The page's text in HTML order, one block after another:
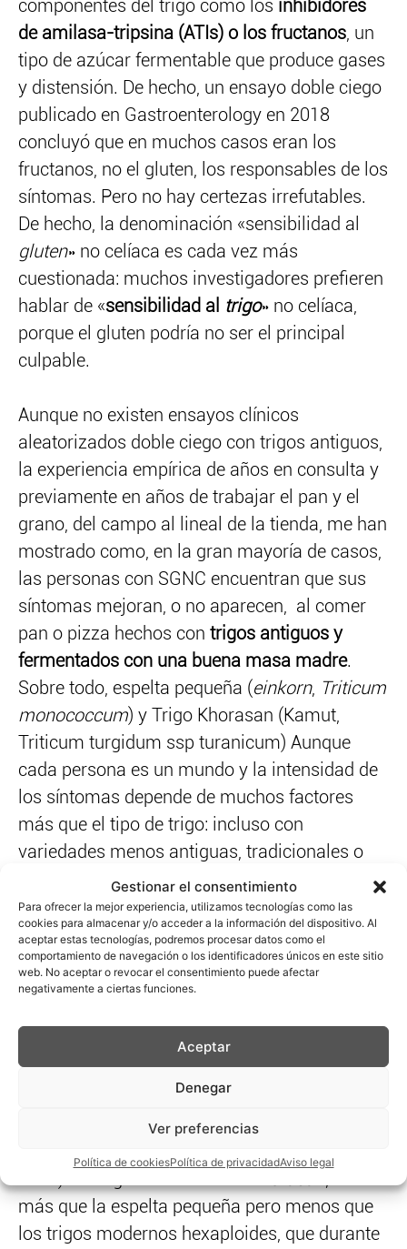
Gestionar el consentimiento
Para ofrecer la mejor experiencia, utilizamos tecnologías como las
cookies para almacenar y/o acceder a la información del dispositivo. Al
aceptar estas tecnologías, podremos procesar datos como el
comportamiento de navegación o los identificadores únicos en este sitio
web. No aceptar o revocar el consentimiento puede afectar
negativamente a ciertas funciones.
Aceptar
Denegar
Ver preferencias
Política de cookiesPolítica de privacidadAviso legal
componentes del trigo como los inhibidores
de amilasa-tripsina (ATIs) o los fructanos, un
tipo de azúcar fermentable que produce gases
y distensión. De hecho, un ensayo doble ciego
publicado en Gastroenterology en 2018
concluyó que en muchos casos eran los
fructanos, no el gluten, los responsables de los
síntomas. Pero no hay certezas irrefutables.
De hecho, la denominación «sensibilidad al
gluten» no celíaca es cada vez más
cuestionada: muchos investigadores prefieren
hablar de «sensibilidad al trigo» no celíaca,
porque el gluten podría no ser el principal
culpable.
Aunque no existen ensayos clínicos
aleatorizados doble ciego con trigos antiguos,
la experiencia empírica de años en consulta y
previamente en años de trabajar el pan y el
grano, del campo al lineal de la tienda, me han
mostrado como, en la gran mayoría de casos,
las personas con SGNC encuentran que sus
síntomas mejoran, o no aparecen, al comer
pan o pizza hechos con trigos antiguos y
fermentados con una buena masa madre.
Sobre todo, espelta pequeña (einkorn, Triticum
monococcum) y Trigo Khorasan (Kamut,
Triticum turgidum ssp turanicum) Aunque
cada persona es un mundo y la intensidad de
los síntomas depende de muchos factores
más que el tipo de trigo: incluso con
variedades menos antiguas, tradicionales o
incluso modernas, cuando el panfermenta 24
horas o más, con buena masa madre, hay
personas que notan una mejora.
Para entender elporqué
variedad de trigo: la espelta pequeña es un
trigo diploide (genoma AA simple), la forma
más primitiva cultivada, y contiene niveles tan
bajos de ATIs que en algunos cultivares
directamente no se detectan (Geisslitz et al.,
más que la espelta pequeña pero menos que
los trigos modernos hexaploides, que durante